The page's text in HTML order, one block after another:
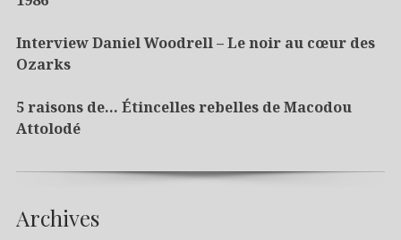
Interview Daniel Woodrell – Le noir au cœur des
Ozarks
5 raisons de… Étincelles rebelles de Macodou
Attolodé
Archives